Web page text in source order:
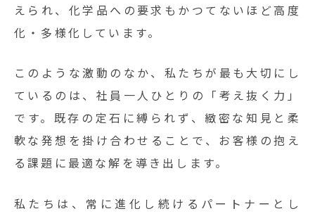
えられ、化学品への要求もかつてないほど高度
化・多様化しています。
このような激動のなか、私たちが最も大切にし
ているのは、社員一人ひとりの「考え抜く力」
です。既存の定石に縛られず、緻密な知見と柔
軟な発想を掛け合わせることで、お客様の抱え
る課題に最適な解を導き出します。
私たちは、常に進化し続けるパートナーとし